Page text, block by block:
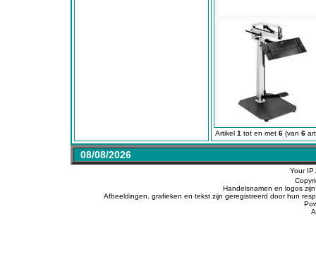
Artikel 1 tot en met 6 (van 6
08/08/2026
Your IP
Handelsnamen en logos
Afbeeldingen, grafieken en tekst zijn geregistreerd door hun